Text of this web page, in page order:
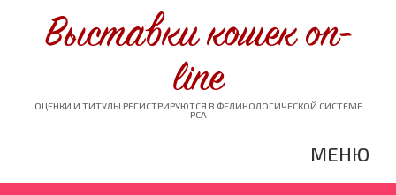
Выставки кошек on-
line
ОЦЕНКИ И ТИТУЛЫ РЕГИСТРИРУЮТСЯ В ФЕЛИНОЛОГИЧЕСКОЙ СИСТЕМЕ
PCA
МЕНЮ